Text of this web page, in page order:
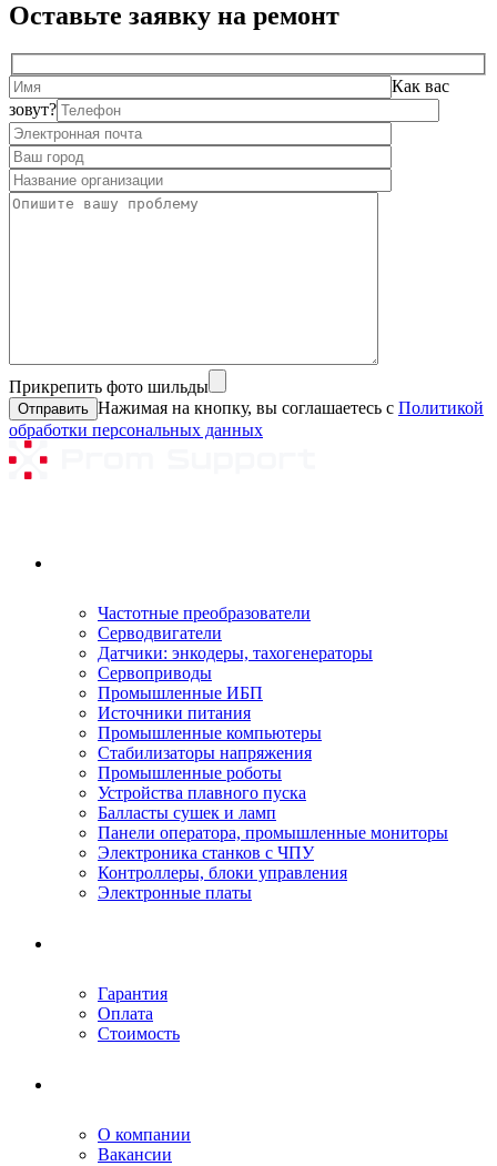
Оставьте заявку на ремонт
Как вас
зовут?
Прикрепить фото шильды
Нажимая на кнопку, вы соглашаетесь с Политикой
обработки персональных данных
Частотные преобразователи
Серводвигатели
Датчики: энкодеры, тахогенераторы
Сервоприводы
Промышленные ИБП
Источники питания
Промышленные компьютеры
Стабилизаторы напряжения
Промышленные роботы
Устройства плавного пуска
Балласты сушек и ламп
Панели оператора, промышленные мониторы
Электроника станков с ЧПУ
Контроллеры, блоки управления
Электронные платы
Гарантия
Оплата
Стоимость
О компании
Вакансии